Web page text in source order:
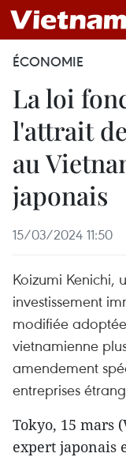
ÉCONOMIE
La loi
l'attrait
au
japonais
15/03/2024 11:50
Koizumi Kenichi,
investissement
modifiée
vietnamienne
amendement
entreprises
Tokyo, 15 mars
expert japonais